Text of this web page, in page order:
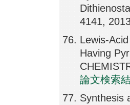
4141,
Lewis-
Having
論文検索
Synthesis